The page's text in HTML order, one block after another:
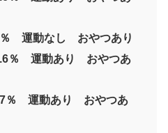
運動なし おやつあり
％ 運動あり おやつあ
運動あり おやつあ